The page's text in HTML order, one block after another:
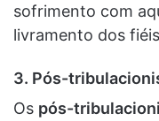
sofrimento com
livramento dos
3. Pós-
Os pós-